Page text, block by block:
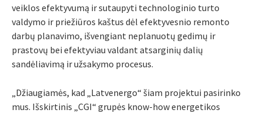
veiklos efektyvumą ir sutaupyti technologinio turto
valdymo ir priežiūros kaštus dėl efektyvesnio remonto
darbų planavimo, išvengiant neplanuotų gedimų ir
prastovų bei efektyviau valdant atsarginių dalių
sandėliavimą ir užsakymo procesus.
„Džiaugiamės, kad „Latvenergo“ šiam projektui pasirinko
mus. Išskirtinis „CGI“ grupės know-how energetikos